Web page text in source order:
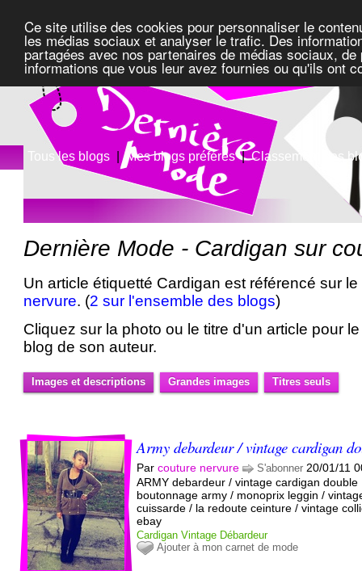
Ce site utilise des cookies pour personnaliser le
les médias sociaux et analyser le trafic. Des
partagées avec nos partenaires de médias sociaux,
informations que vous leur avez fournies ou qu'ils ont
Tous les blogs | Mes blogs préférés|Classement des
Dernière Mode - Cardigan sur
Un article étiquetté Cardigan est référencé sur
nervure. (2 sur l'ensemble des blogs)
Cliquez sur la photo ou le titre d'un article pour
blog de son auteur.
Images et descriptions Grandes images Titres seuls
Army debardeur / vintage cardigan
Parcouture nervure S'abonner 20/01/11
ARMY debardeur / vintage cardigan double
boutonnage army / monoprix leggin /
cuissarde / la redoute ceinture / vintage
ebay
Cardigan Vintage Débardeur
Ajouter à mon carnet de mode